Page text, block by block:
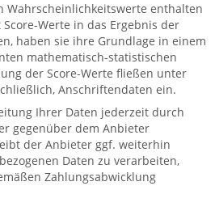
Wahrscheinlichkeitswerte enthalten
Score-Werte in das Ergebnis der
haben sie ihre Grundlage in einem
mathematisch-statistischen
der Score-Werte fließen unter
Anschriftendaten ein.
Ihrer Daten jederzeit durch
gegenüber dem Anbieter
der Anbieter ggf. weiterhin
Daten zu verarbeiten,
Zahlungsabwicklung